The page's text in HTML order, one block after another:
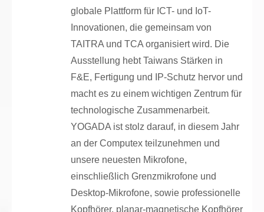
globale Plattform für ICT- und IoT-
Innovationen, die gemeinsam von
TAITRA und TCA organisiert wird. Die
Ausstellung hebt Taiwans Stärken in
F&E, Fertigung und IP-Schutz hervor und
macht es zu einem wichtigen Zentrum für
technologische Zusammenarbeit.
YOGADA ist stolz darauf, in diesem Jahr
an der Computex teilzunehmen und
unsere neuesten Mikrofone,
einschließlich Grenzmikrofone und
Desktop-Mikrofone, sowie professionelle
Kopfhörer, planar-magnetische Kopfhörer